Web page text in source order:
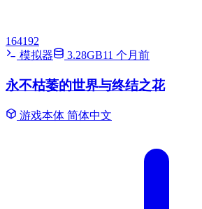
164192
模拟器
3.28GB11 个月前
永不枯萎的世界与终结之花
游戏本体 简体中文